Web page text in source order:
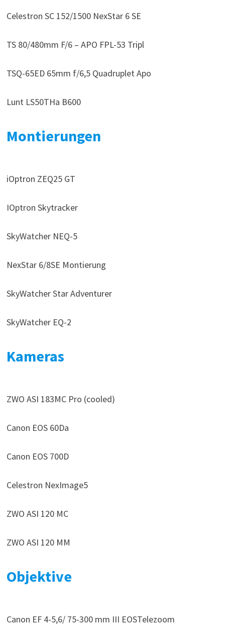
Celestron SC 152/1500 NexStar 6 SE
TS 80/480mm F/6 – APO FPL-53 Tripl
TSQ-65ED 65mm f/6,5 Quadruplet Apo
Lunt LS50THa B600
Montierungen
iOptron ZEQ25 GT
IOptron Skytracker
SkyWatcher NEQ-5
NexStar 6/8SE Montierung
SkyWatcher Star Adventurer
SkyWatcher EQ-2
Kameras
ZWO ASI 183MC Pro (cooled)
Canon EOS 60Da
Canon EOS 700D
Celestron NexImage5
ZWO ASI 120 MC
ZWO ASI 120 MM
Objektive
Canon EF 4-5,6/ 75-300 mm III EOSTelezoom